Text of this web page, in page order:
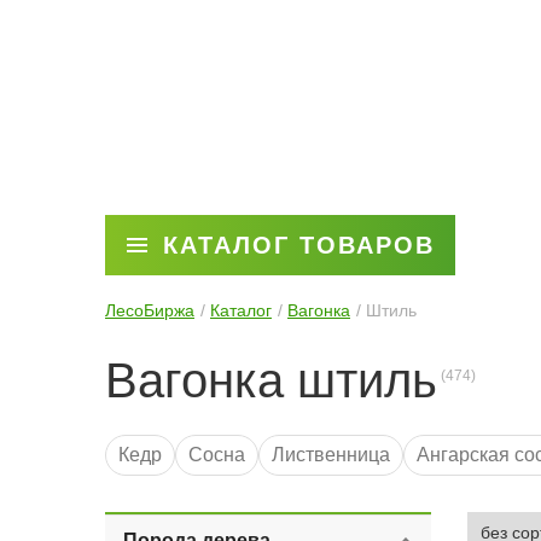
КАТАЛОГ ТОВАРОВ
ЛесоБиржа Каталог Вагонка Штиль
Вагонка штиль
Кедр Сосна Лиственница Ангарская